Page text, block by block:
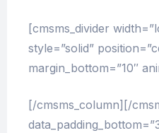
[cmsms_divider
style=”solid”
margin_bottom=”10″
[/cmsms_column][/